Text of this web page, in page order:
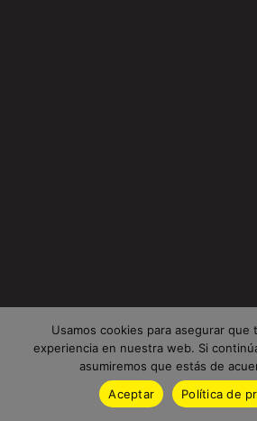
Usamos cookies para asegurar que
experiencia en nuestra web. Si
asumiremos que estás de
Aceptar
Política de